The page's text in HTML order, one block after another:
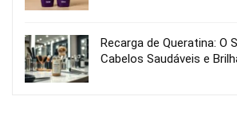
Recarga de Queratina: O
Cabelos Saudáveis e